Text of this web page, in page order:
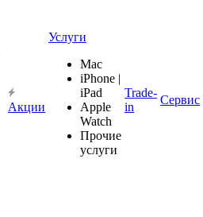
Акции
Услуги
Mac
iPhone |
iPad
Apple
Watch
Прочие
услуги
Trade-
in
Сервис